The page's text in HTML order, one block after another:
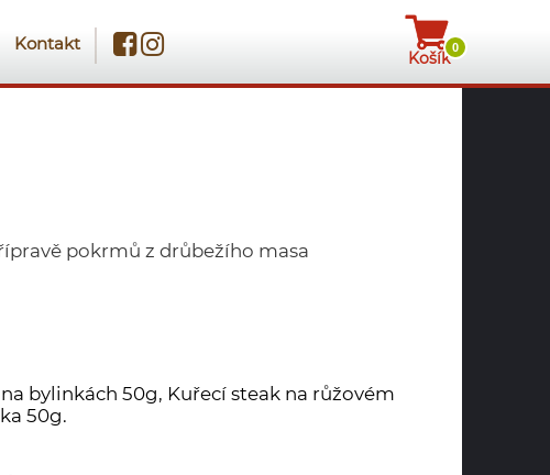
0
Košík
Kontakt
pokrmů z drůbežího masa
bylinkách 50g, Kuřecí steak na růžovém
50g.